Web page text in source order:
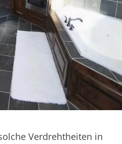
Verdrehtheiten in